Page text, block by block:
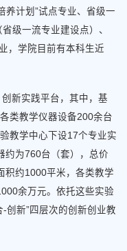
养计划”试点专业、省级一
级一流专业建设点）、
，学院目前有本科生近
新实践平台，其中，基
类教学仪器设备200余台
教学中心下设17个专业实
约为760台（套），总价
积约1000平米，各类教学
余万元。依托这些实验
创新”四层次的创新创业教